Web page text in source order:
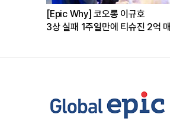
[Epic Why] 코오롱 이규호
3상 실패 1주일만에 티슈진 2억 매